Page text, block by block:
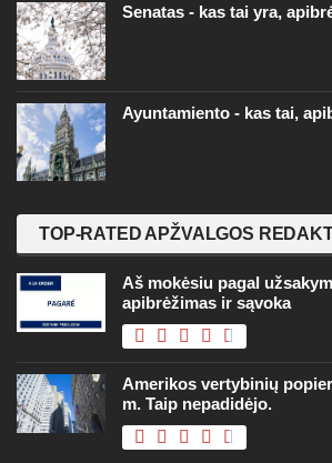
Senatas - kas tai yra,
Ayuntamiento - kas tai,
TOP-RATED APŽVALGOS
Aš mokėsiu pagal
apibrėžimas ir sąvoka
Amerikos vertybinių
m. Taip nepadidėjo.